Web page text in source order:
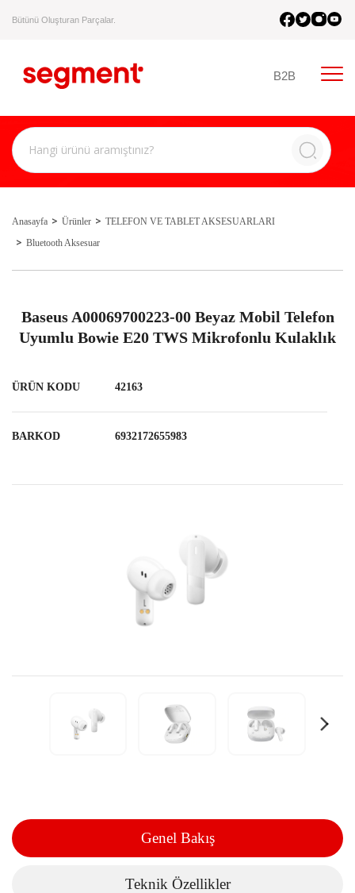
Bütünü Oluşturan Parçalar.
B2B
Anasayfa Ürünler
TELEFON VE TABLET AKSESUARLARI
Bluetooth Aksesuar
Baseus A00069700223-00 Beyaz Mobil Telefon
Uyumlu Bowie E20 TWS Mikrofonlu Kulaklık
ÜRÜN KODU 42163
BARKOD 6932172655983
Genel Bakış
Teknik Özellikler